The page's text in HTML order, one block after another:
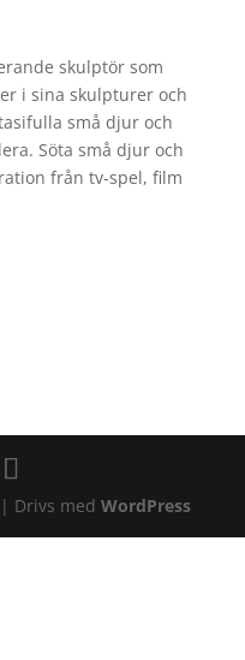
skulptör som
i sina skulpturer och
små djur och
Söta små djur och
från tv-spel, film
Drivs med WordPress